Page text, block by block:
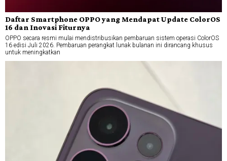
Daftar Smartphone OPPO yang Mendapat Update ColorOS
16 dan Inovasi Fiturnya
OPPO secara resmi mulai mendistribusikan pembaruan sistem operasi ColorOS
16 edisi Juli 2026. Pembaruan perangkat lunak bulanan ini dirancang khusus
untuk meningkatkan